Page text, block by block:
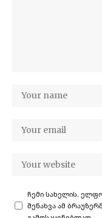
ჩემი სახელის.
შენახვა ამ